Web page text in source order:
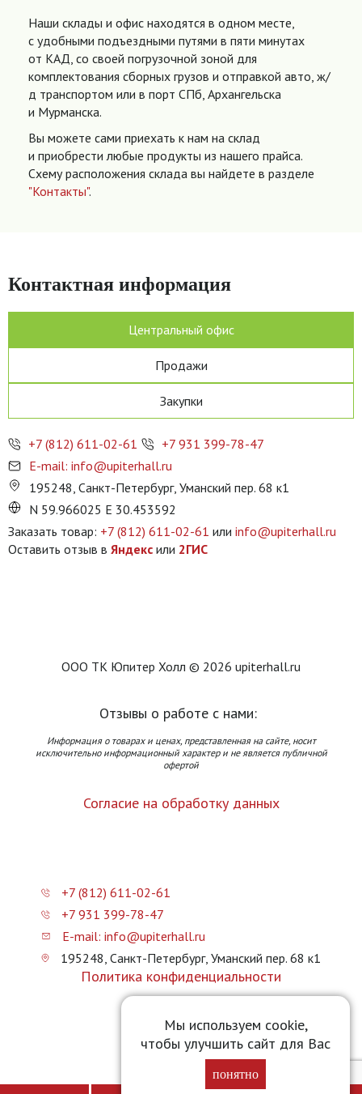
Наши склады и офис находятся в одном месте,
с удобными подъездными путями в пяти минутах
от КАД, со своей погрузочной зоной для
комплектования сборных грузов и отправкой авто, ж/
д транспортом или в порт СПб, Архангельска
и Мурманска.
Вы можете сами приехать к нам на склад
и приобрести любые продукты из нашего прайса.
Схему расположения склада вы найдете в разделе
"Контакты".
Мы используем cookie,
чтобы улучшить сайт для Вас
понятно
Контактная информация
Центральный офис
Продажи
Закупки
+7 (812) 611-02-61
+7 931 399-78-47
E-mail: info@upiterhall.ru
195248, Санкт-Петербург, Уманский пер. 68 к1
N 59.966025 E 30.453592
Заказать товар: +7 (812) 611-02-61 или info@upiterhall.ru
Оставить отзыв в Яндекс или 2ГИС
ООО ТК Юпитер Холл © 2026 upiterhall.ru
Отзывы о работе с нами:
Информация о товарах и ценах, представленная на сайте, носит
исключительно информационный характер и не является публичной
офертой
Согласие на обработку данных
+7 (812) 611-02-61
+7 931 399-78-47
E-mail: info@upiterhall.ru
195248, Санкт-Петербург, Уманский пер. 68 к1
Политика конфиденциальности
Карта сайта
Прайс-лист